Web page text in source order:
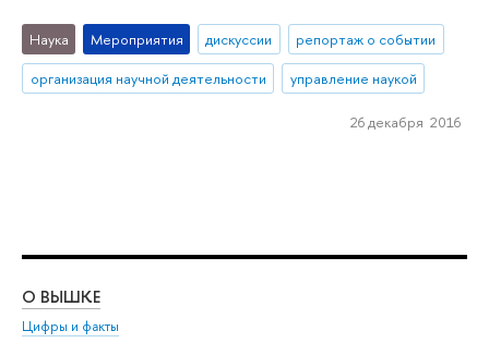
Наука Мероприятия дискуссии
репортаж о событии
организация научной деятельности
управление наукой
26 декабря 2016
О ВЫШКЕ
Цифры и факты